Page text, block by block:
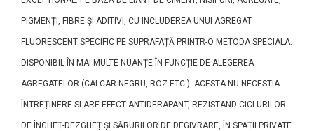
PIGMENȚI, FIBRE ȘI ADITIVI, CU INCLUDEREA UNUI AGREGAT
FLUORESCENT SPECIFIC PE SUPRAFAȚĂ PRINTR-O METODA SPECIALA.
DISPONIBIL ÎN MAI MULTE NUANȚE ÎN FUNCȚIE DE ALEGEREA
AGREGATELOR (CALCAR NEGRU, ROZ ETC.). ACESTA NU NECESTIA
ÎNTREȚINERE SI ARE EFECT ANTIDERAPANT, REZISTAND CICLURILOR
DE ÎNGHEȚ-DEZGHEȚ ȘI SĂRURILOR DE DEGIVRARE, ÎN SPAȚII PRIVATE